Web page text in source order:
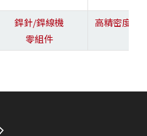
銲針/銲線機
零組件
高精密度